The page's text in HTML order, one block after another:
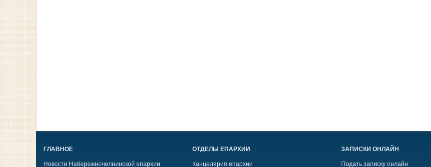
ГЛАВНОЕ
Новости Набережночелнинской епархии
ОТДЕЛЫ ЕПАРХИИ
Канцелярия епархии
ЗАПИСКИ ОНЛАЙН
Подать записку онлайн